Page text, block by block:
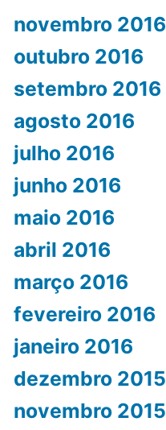
novembro 2016
outubro 2016
setembro 2016
agosto 2016
julho 2016
junho 2016
maio 2016
abril 2016
março 2016
fevereiro 2016
janeiro 2016
dezembro 2015
novembro 2015